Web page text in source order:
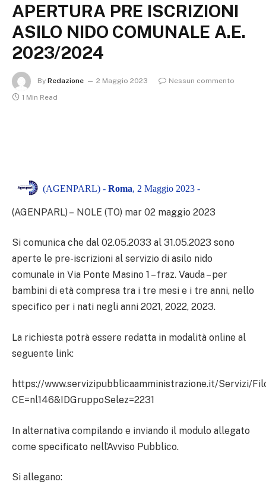
APERTURA PRE ISCRIZIONI
ASILO NIDO COMUNALE A.E.
2023/2024
By Redazione 2 Maggio 2023
Nessun commento
1 Min Read
(AGENPARL) - Roma, 2 Maggio 2023 -
(AGENPARL) – NOLE (TO) mar 02 maggio 2023
Si comunica che dal 02.05.2033 al 31.05.2023 sono
aperte le pre-iscrizioni al servizio di asilo nido
comunale in Via Ponte Masino 1 – fraz. Vauda – per
bambini di età compresa tra i tre mesi e i tre anni, nello
specifico per i nati negli anni 2021, 2022, 2023.
La richiesta potrà essere redatta in modalità online al
seguente link:
https://www.servizipubblicaamministrazione.it/Servizi/
CE=nl146&IDGruppoSelez=2231
In alternativa compilando e inviando il modulo allegato
come specificato nell’Avviso Pubblico.
Si allegano: